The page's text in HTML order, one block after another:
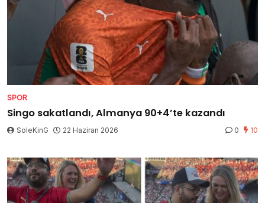
SPOR
Singo sakatlandı, Almanya 90+4’te kazandı
SoleKinG 22 Haziran 2026 0 10